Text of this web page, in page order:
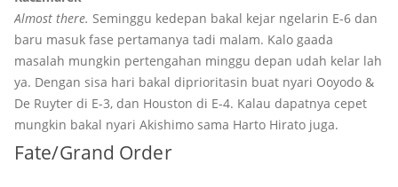
Almost there. Seminggu kedepan bakal kejar ngelarin E-6 dan
baru masuk fase pertamanya tadi malam. Kalo gaada
masalah mungkin pertengahan minggu depan udah kelar lah
ya. Dengan sisa hari bakal diprioritasin buat nyari Ooyodo &
De Ruyter di E-3, dan Houston di E-4. Kalau dapatnya cepet
mungkin bakal nyari Akishimo sama Harto Hirato juga.
Fate/Grand Order